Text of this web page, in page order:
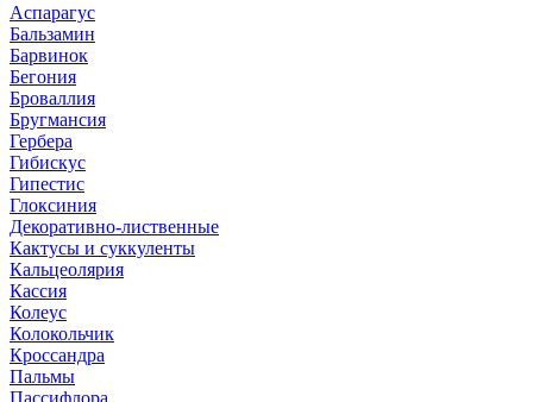
Аспарагус
Бальзамин
Барвинок
Бегония
Броваллия
Бругмансия
Гербера
Гибискус
Гипестис
Глоксиния
Декоративно-лиственные
Кактусы и суккуленты
Кальцеолярия
Кассия
Колеус
Колокольчик
Кроссандра
Пальмы
Пассифлора